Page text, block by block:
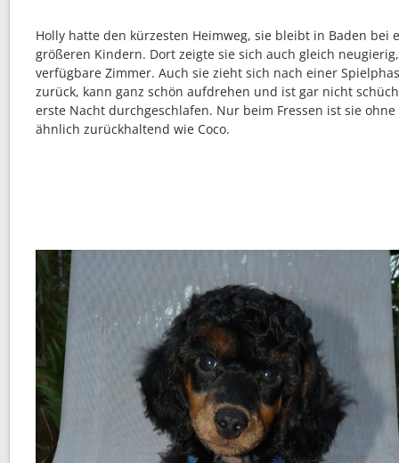
Holly hatte den kürzesten Heimweg, sie bleibt in Baden bei
größeren Kindern. Dort zeigte sie sich auch gleich
verfügbare Zimmer. Auch sie zieht sich nach einer
zurück, kann ganz schön aufdrehen und ist gar nicht
erste Nacht durchgeschlafen. Nur beim Fressen ist sie
ähnlich zurückhaltend wie Coco.